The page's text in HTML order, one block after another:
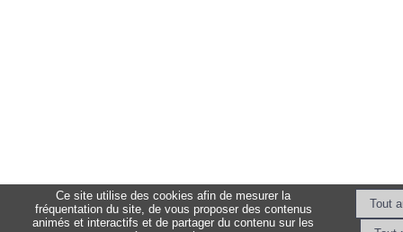
Ce site utilise des cookies afin de mesurer la
fréquentation du site, de vous proposer des contenus
animés et interactifs et de partager du contenu sur les